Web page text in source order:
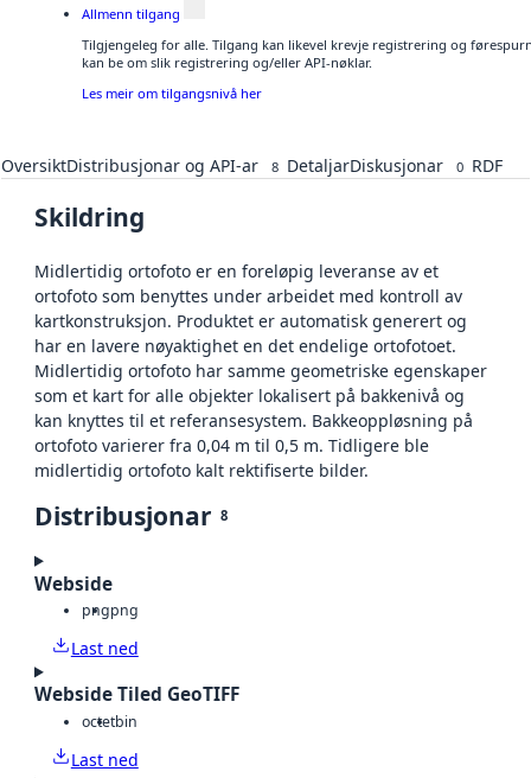
Allmenn tilgang
Tilgjengeleg for alle. Tilgang kan likevel krevje registrering og
kan be om slik registrering og/eller API-nøklar.
Les meir om tilgangsnivå her
OversiktDistribusjonar og API-ar 8 DetaljarDiskusjonar 0 RDF
Skildring
Midlertidig ortofoto er en foreløpig leveranse av et
ortofoto som benyttes under arbeidet med kontroll av
kartkonstruksjon. Produktet er automatisk generert og
har en lavere nøyaktighet en det endelige ortofotoet.
Midlertidig ortofoto har samme geometriske egenskaper
som et kart for alle objekter lokalisert på bakkenivå og
kan knyttes til et referansesystem. Bakkeoppløsning på
ortofoto varierer fra 0,04 m til 0,5 m. Tidligere ble
midlertidig ortofoto kalt rektifiserte bilder.
Distribusjonar 8
Webside
pngpng
Last ned
Webside Tiled GeoTIFF
octetbin
Last ned